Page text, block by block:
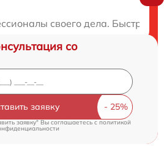
своего дела. Быстро
со
заявку
заявку" Вы соглашаетесь cполитикой